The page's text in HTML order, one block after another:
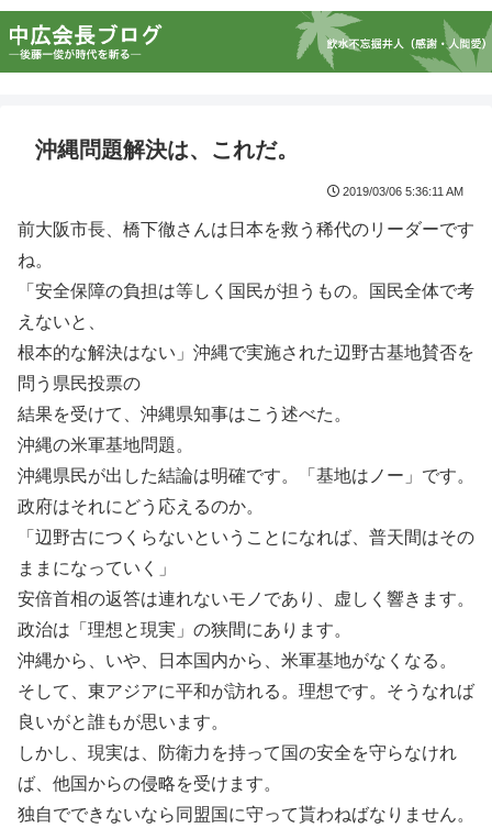
沖縄問題解決は、これだ。
2019/03/06 5:36:11 AM
前大阪市長、橋下徹さんは日本を救う稀代のリーダーです
ね。
「安全保障の負担は等しく国民が担うもの。国民全体で考
えないと、
根本的な解決はない」沖縄で実施された辺野古基地賛否を
問う県民投票の
結果を受けて、沖縄県知事はこう述べた。
沖縄の米軍基地問題。
沖縄県民が出した結論は明確です。「基地はノー」です。
政府はそれにどう応えるのか。
「辺野古につくらないということになれば、普天間はその
ままになっていく」
安倍首相の返答は連れないモノであり、虚しく響きます。
政治は「理想と現実」の狭間にあります。
沖縄から、いや、日本国内から、米軍基地がなくなる。
そして、東アジアに平和が訪れる。理想です。そうなれば
良いがと誰もが思います。
しかし、現実は、防衛力を持って国の安全を守らなけれ
ば、他国からの侵略を受けます。
独自でできないなら同盟国に守って貰わねばなりません。